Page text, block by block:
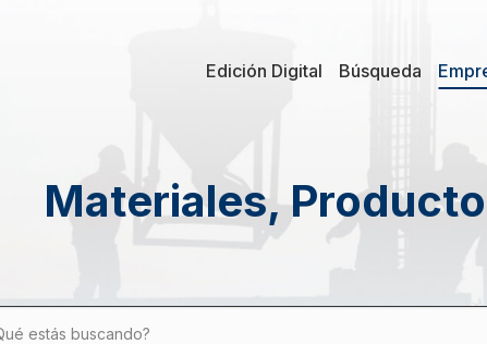
Edición Digital Búsqueda
Materiales,
estás buscando?